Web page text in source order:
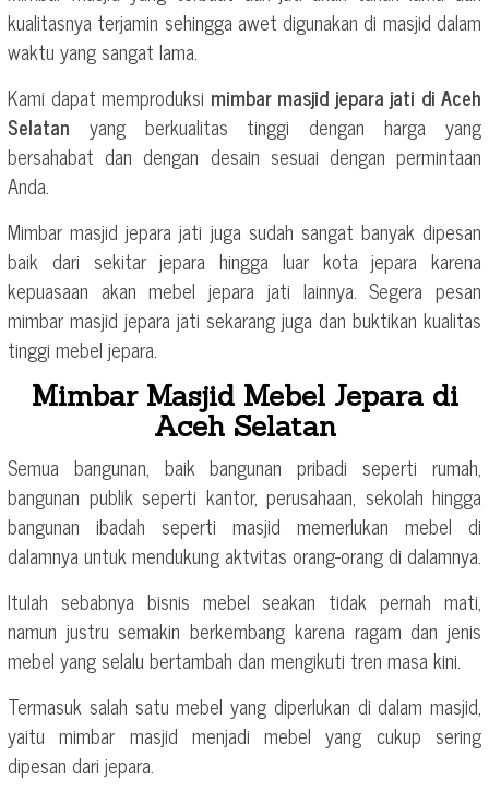
kualitasnya terjamin sehingga awet digunakan di masjid dalam
waktu yang sangat lama.
Kami dapat memproduksi mimbar masjid jepara jati di Aceh
Selatan yang berkualitas tinggi dengan harga yang
bersahabat dan dengan desain sesuai dengan permintaan
Anda.
Mimbar masjid jepara jati juga sudah sangat banyak dipesan
baik dari sekitar jepara hingga luar kota jepara karena
kepuasaan akan mebel jepara jati lainnya. Segera pesan
mimbar masjid jepara jati sekarang juga dan buktikan kualitas
tinggi mebel jepara.
Mimbar Masjid Mebel Jepara di
Aceh Selatan
Semua bangunan, baik bangunan pribadi seperti rumah,
bangunan publik seperti kantor, perusahaan, sekolah hingga
bangunan ibadah seperti masjid memerlukan mebel di
dalamnya untuk mendukung aktvitas orang-orang di dalamnya.
Itulah sebabnya bisnis mebel seakan tidak pernah mati,
namun justru semakin berkembang karena ragam dan jenis
mebel yang selalu bertambah dan mengikuti tren masa kini.
Termasuk salah satu mebel yang diperlukan di dalam masjid,
yaitu mimbar masjid menjadi mebel yang cukup sering
dipesan dari jepara.